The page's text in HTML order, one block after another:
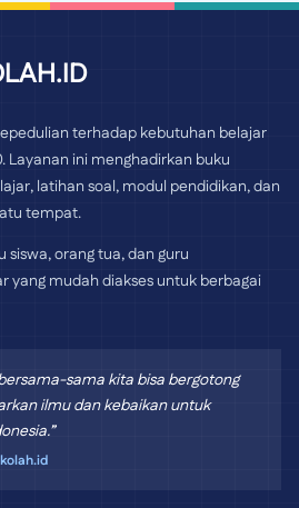
terhadap kebutuhan belajar
Layanan ini menghadirkan buku
latihan soal, modul pendidikan, dan
tempat.
orang tua, dan guru
yang mudah diakses untuk berbagai
sama kita bisa bergotong
ilmu dan kebaikan untuk